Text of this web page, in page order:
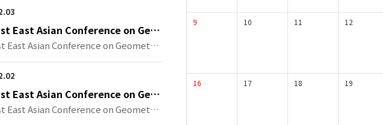
East Asian Conference on Geo
East Asian Conference on Geometric
East Asian Conference on Geo
East Asian Conference on Geometric
9 10 11 12
16 17 18 19